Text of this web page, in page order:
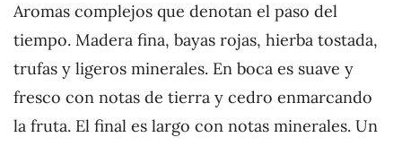
Aromas complejos que denotan el paso del
tiempo. Madera fina, bayas rojas, hierba tostada,
trufas y ligeros minerales. En boca es suave y
fresco con notas de tierra y cedro enmarcando
la fruta. El final es largo con notas minerales. Un